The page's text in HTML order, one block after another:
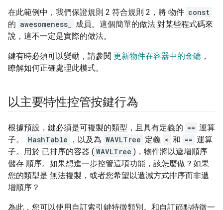
在此範例中，我們保證規則 2 符合規則 2，將 物件 const
的 awesomeness_
成員。這個簡單的做法 對某些程式碼來
說，這不一定是實際的做法。
鍵有時必須可以變動，請參閱 更新物件在容器中的金鑰 ，
瞭解如何正確處理此模式。
以主要特性控管按鍵行為
根據預設，鍵必須是可複製的類型，且具有定義的 == 運算
子。
HashTable ，以及為 WAVLTree 定義 < 和 == 運算
子。用於 已排序的容器 ( WAVLTree )，物件將以遞增順序
儲存 順序。如果想進一步控管這項功能，該怎麼做？如果
您的類型是 無法複製，或者您希望以遞減方式排序而非遞
增順序？
為此，您可以使用自訂索引鍵特徵類別。和自訂節點特徵一